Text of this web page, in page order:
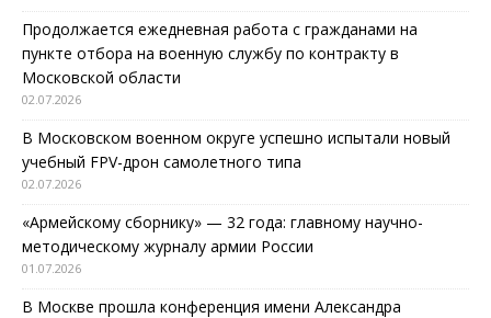
Продолжается ежедневная работа с гражданами на
пункте отбора на военную службу по контракту в
Московской области
02.07.2026
В Московском военном округе успешно испытали новый
учебный FPV-дрон самолетного типа
02.07.2026
«Армейскому сборнику» — 32 года: главному научно-
методическому журналу армии России
01.07.2026
В Москве прошла конференция имени Александра